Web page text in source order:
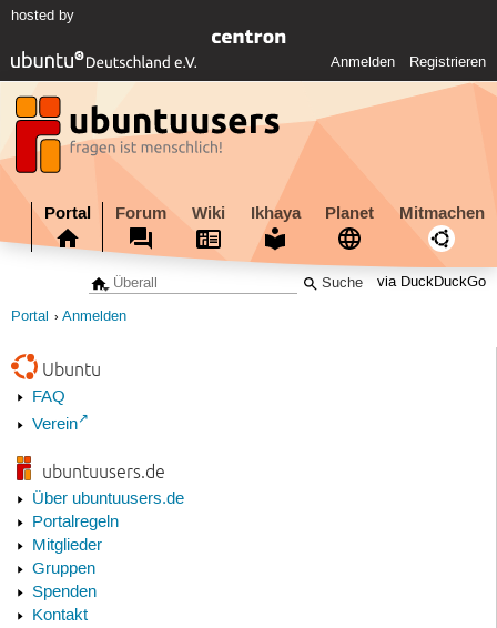
hosted by
Anmelden Registrieren
Portal Forum Wiki Ikhaya Planet Mitmachen
via DuckDuckGo
Portal Anmelden
Ubuntu
FAQ
Verein
ubuntuusers.de
Über ubuntuusers.de
Portalregeln
Mitglieder
Gruppen
Spenden
Kontakt